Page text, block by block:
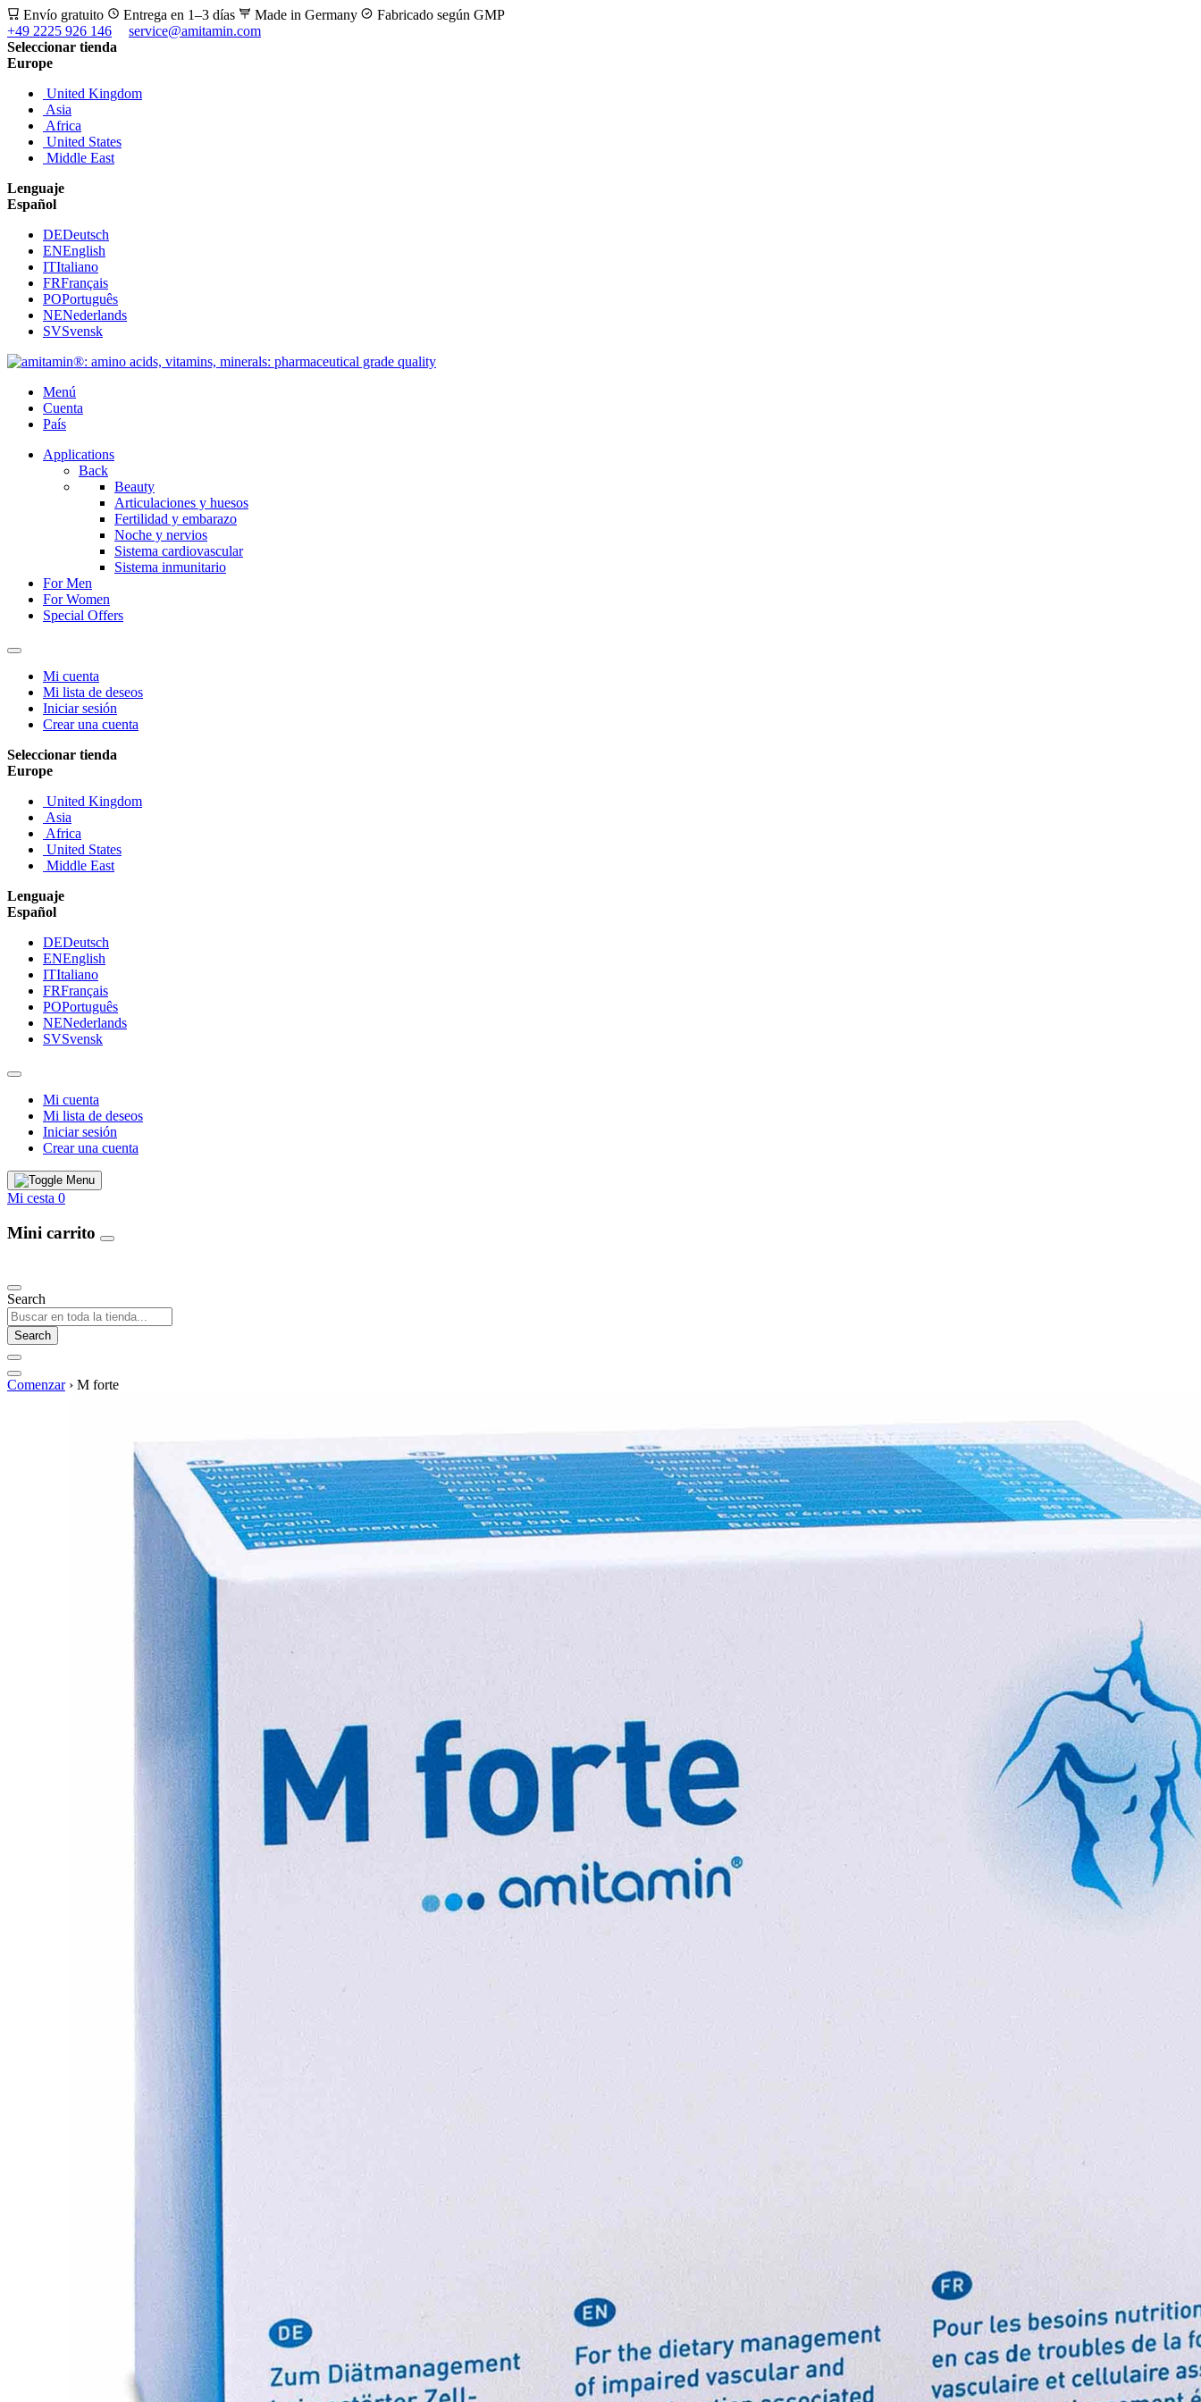
Envío gratuito Entrega en 1–3 días Made in Germany
Fabricado según GMP
+49 2225 926 146
service@amitamin.com
Seleccionar tienda
Europe
United Kingdom
Asia
Africa
United States
Middle East
Lenguaje
Español
DEDeutsch
ENEnglish
ITItaliano
FRFrançais
POPortuguês
NENederlands
SVSvensk
Menú
Cuenta
País
Applications
Back
Beauty
Articulaciones y huesos
Fertilidad y embarazo
Noche y nervios
Sistema cardiovascular
Sistema inmunitario
For Men
For Women
Special Offers
Mi cuenta
Mi lista de deseos
Iniciar sesión
Crear una cuenta
Seleccionar tienda
Europe
United Kingdom
Asia
Africa
United States
Middle East
Lenguaje
Español
DEDeutsch
ENEnglish
ITItaliano
FRFrançais
POPortuguês
NENederlands
SVSvensk
Mi cuenta
Mi lista de deseos
Iniciar sesión
Crear una cuenta
Mi cesta 0
Mini carrito
Search
Search
Comenzar › M forte